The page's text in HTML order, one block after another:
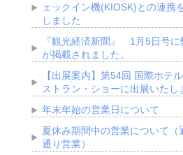
ェックイン機(KIOSK)との連携
しました
『観光経済新聞』 1月5日号に
が掲載されました。
【出展案内】第54回 国際ホテ
ストラン・ショーに出展いたし
年末年始の営業日について
夏休み期間中の営業について（
通り営業）